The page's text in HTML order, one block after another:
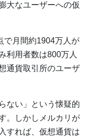
大なユーザーへの仮
で月間約1904万人が
利用者数は800万人
通貨取引所のユーザ
ない」という懐疑的
。しかしメルカリが
すれば、仮想通貨は